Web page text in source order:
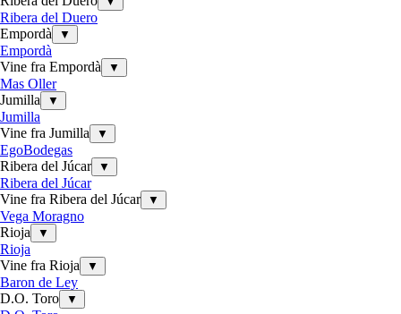
Ribera del Duero
Empordà
▼
Empordà
Vine fra Empordà
▼
Mas Oller
Jumilla
▼
Jumilla
Vine fra Jumilla
▼
EgoBodegas
Ribera del Júcar
▼
Ribera del Júcar
Vine fra Ribera del Júcar
▼
Vega Moragno
Rioja
▼
Rioja
Vine fra Rioja
▼
Baron de Ley
D.O. Toro
▼